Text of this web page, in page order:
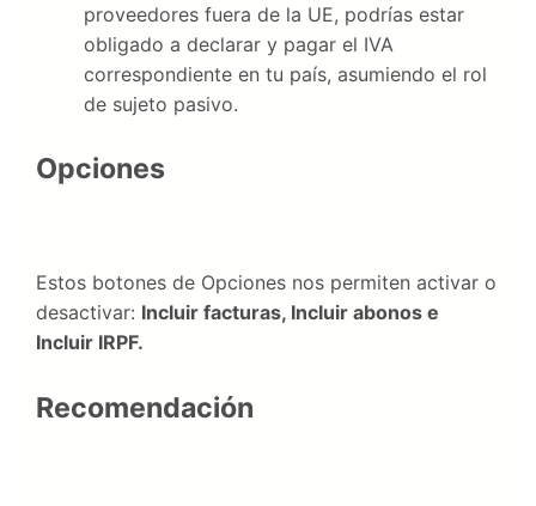
proveedores fuera de la UE, podrías estar
obligado a declarar y pagar el IVA
correspondiente en tu país, asumiendo el rol
de sujeto pasivo.
Opciones
Estos botones de Opciones nos permiten activar o
desactivar: Incluir facturas, Incluir abonos e
Incluir IRPF.
Recomendación